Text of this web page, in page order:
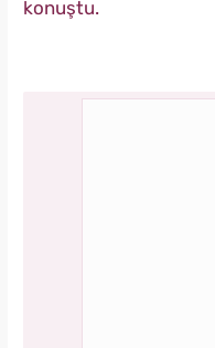
konuştu.